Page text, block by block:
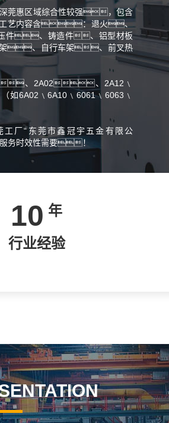
莞惠区域综合性较强，包含
工艺内容含：退火、
件、铸造件、铝型材板
、自行车架、前叉热
、2A02、2A12﹨
6A02﹨6A10﹨6061﹨6063﹨
厂“东莞市鑫冠宇五金有限公
务时效性需要！
10 年
行业经验